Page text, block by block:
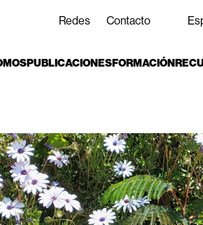
Redes Contacto
PUBLICACIONESFORMACIÓN